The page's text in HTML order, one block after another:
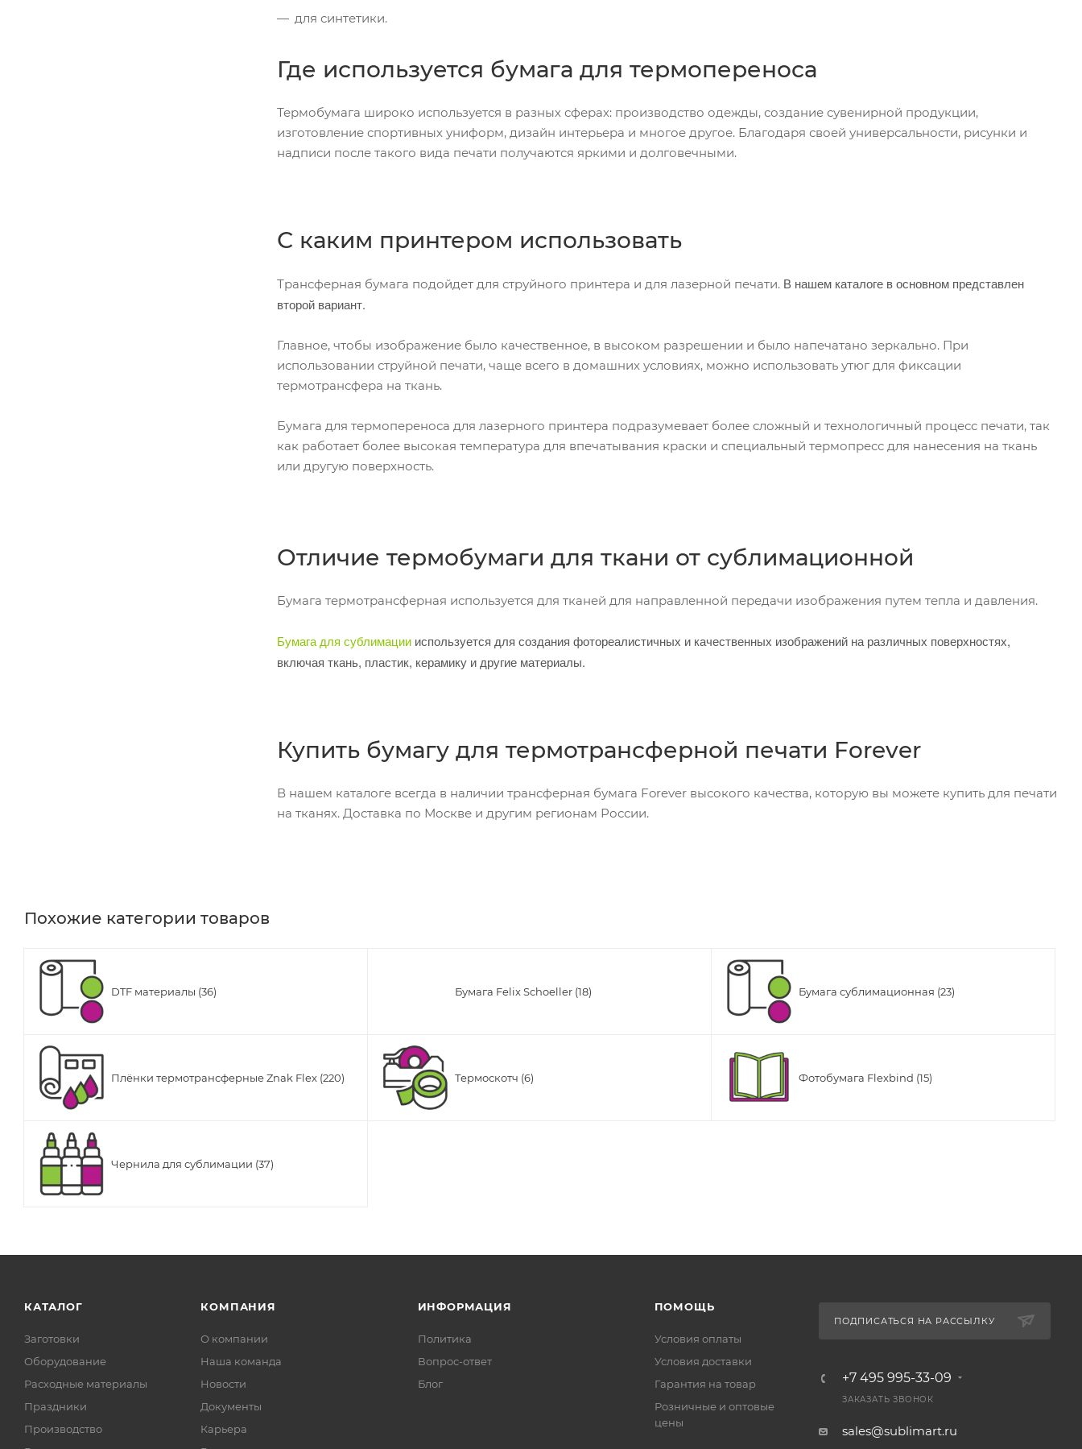
для синтетики.
Где используется бумага для термопереноса
Термобумага широко используется в разных сферах: производство одежды, создание сувенирной продукции,
изготовление спортивных униформ, дизайн интерьера и многое другое. Благодаря своей универсальности, рисунки и
надписи после такого вида печати получаются яркими и долговечными.
С каким принтером использовать
Трансферная бумага подойдет для струйного принтера и для лазерной печати. В нашем каталоге в основном представлен
второй вариант.
Главное, чтобы изображение было качественное, в высоком разрешении и было напечатано зеркально. При
использовании струйной печати, чаще всего в домашних условиях, можно использовать утюг для фиксации
термотрансфера на ткань.
Бумага для термопереноса для лазерного принтера подразумевает более сложный и технологичный процесс печати, так
как работает более высокая температура для впечатывания краски и специальный термопресс для нанесения на ткань
или другую поверхность.
Отличие термобумаги для ткани от сублимационной
Бумага термотрансферная используется для тканей для направленной передачи изображения путем тепла и давления.
Бумага для сублимации используется для создания фотореалистичных и качественных изображений на различных поверхностях,
включая ткань, пластик, керамику и другие материалы.
Купить бумагу для термотрансферной печати Forever
В нашем каталоге всегда в наличии трансферная бумага Forever высокого качества, которую вы можете купить для печати
на тканях. Доставка по Москве и другим регионам России.
Похожие категории товаров
DTF материалы (36) Бумага Felix Schoeller (18) Бумага сублимационная (23)
Плёнки термотрансферные Znak Flex (220) Термоскотч (6) Фотобумага Flexbind (15)
Чернила для сублимации (37)
КАТАЛОГ
Заготовки
Оборудование
Расходные материалы
Праздники
Производство
КОМПАНИЯ
О компании
Наша команда
Новости
Документы
Карьера
ИНФОРМАЦИЯ
Политика
Вопрос-ответ
Блог
ПОМОЩЬ
Условия оплаты
Условия доставки
Гарантия на товар
Розничные и оптовые
цены
ПОДПИСАТЬСЯ НА РАССЫЛКУ
+7 495 995-33-09
ЗАКАЗАТЬ ЗВОНОК
sales@sublimart.ru